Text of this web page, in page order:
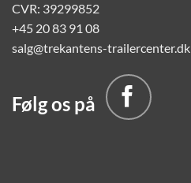
CVR: 39299852
+45 20 83 91 08
salg@trekantens-trailercenter.dk
Følg os på